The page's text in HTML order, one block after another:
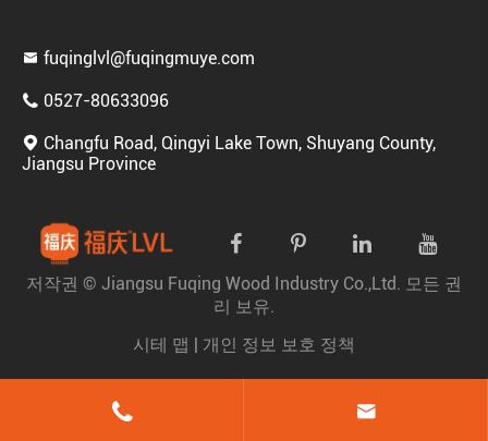
 fuqinglvl@fuqingmuye.com
 0527-80633096
 Changfu Road, Qingyi Lake Town, Shuyang County,
Jiangsu Province
저작권 © Jiangsu Fuqing Wood Industry Co.,Ltd. 모든 권
리 보유.
시테 맵 | 개인 정보 보호 정책
 